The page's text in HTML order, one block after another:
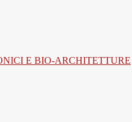
E BIO-ARCHITETTURE